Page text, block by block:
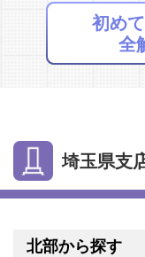
初め
全
埼玉県支
北部から探す